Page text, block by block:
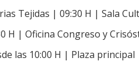
Tejidas | 09:30 H | Sala
H | Oficina Congreso y
las 10:00 H | Plaza principal